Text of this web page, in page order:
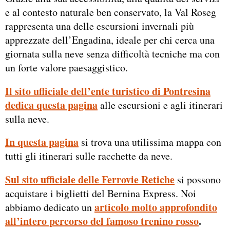
e al contesto naturale ben conservato, la Val Roseg
rappresenta una delle escursioni invernali più
apprezzate dell’Engadina, ideale per chi cerca una
giornata sulla neve senza difficoltà tecniche ma con
un forte valore paesaggistico.
Il sito ufficiale dell’ente turistico di Pontresina
dedica questa paginaalle escursioni e agli itinerari
sulla neve.
In questa pagina si trova una utilissima mappa con
tutti gli itinerari sulle racchette da neve.
Sul sito ufficiale delle Ferrovie Retiche si possono
acquistare i biglietti del Bernina Express. Noi
abbiamo dedicato unarticolo molto approfondito
all’intero percorso del famosotrenino rosso.